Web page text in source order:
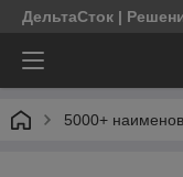
ДельтаСток |
5000+